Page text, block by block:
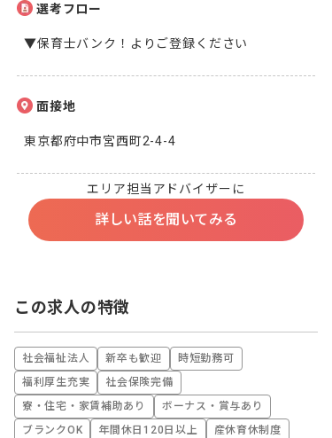
選考フロー
▼保育士バンク！よりご登録ください
面接地
東京都府中市宮西町2-4-4
エリア担当アドバイザーに
詳しい話を聞いてみる
この求人の特徴
社会福祉法人 新卒も歓迎
時短勤務可
福利厚生充実
社会保険完備
寮・住宅・家賃補助あり
ボーナス・賞与あり
ブランクOK
年間休日120日以上
産休育休制度